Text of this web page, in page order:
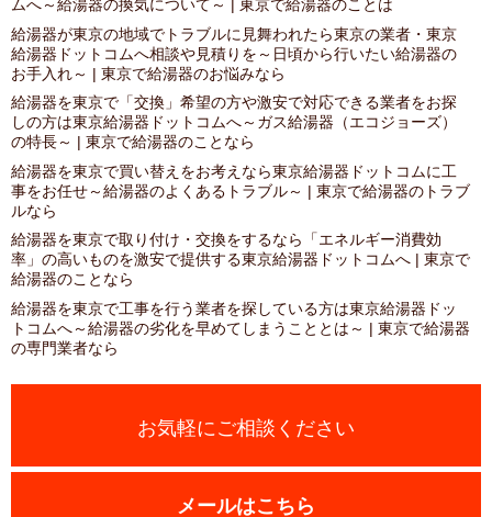
ムへ～給湯器の換気について～ | 東京で給湯器のことは
給湯器が東京の地域でトラブルに見舞われたら東京の業者・東京
給湯器ドットコムへ相談や見積りを～日頃から行いたい給湯器の
お手入れ～ | 東京で給湯器のお悩みなら
給湯器を東京で「交換」希望の方や激安で対応できる業者をお探
しの方は東京給湯器ドットコムへ～ガス給湯器（エコジョーズ）
の特長～ | 東京で給湯器のことなら
給湯器を東京で買い替えをお考えなら東京給湯器ドットコムに工
事をお任せ～給湯器のよくあるトラブル～ | 東京で給湯器のトラブ
ルなら
給湯器を東京で取り付け・交換をするなら「エネルギー消費効
率」の高いものを激安で提供する東京給湯器ドットコムへ | 東京で
給湯器のことなら
給湯器を東京で工事を行う業者を探している方は東京給湯器ドッ
トコムへ～給湯器の劣化を早めてしまうこととは～ | 東京で給湯器
の専門業者なら
お気軽にご相談ください
メールはこちら